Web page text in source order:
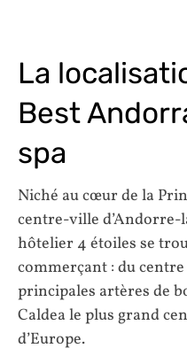
La
Best
spa
Niché au cœur de la
centre-ville d’Andorre-
hôtelier 4 étoiles se
commerçant : du
principales artères de
Caldea le plus grand
d’Europe.